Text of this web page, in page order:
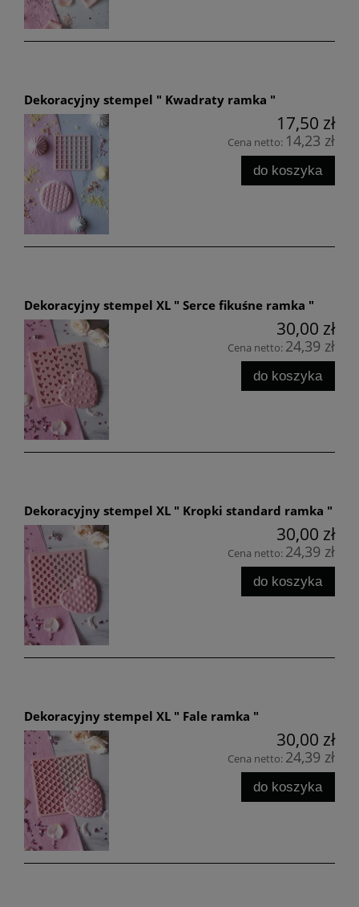
Dekoracyjny stempel " Kwadraty ramka "
17,50 zł
Cena netto: 14,23 zł
do koszyka
Dekoracyjny stempel XL " Serce fikuśne ramka "
30,00 zł
Cena netto: 24,39 zł
do koszyka
Dekoracyjny stempel XL " Kropki standard ramka "
30,00 zł
Cena netto: 24,39 zł
do koszyka
Dekoracyjny stempel XL " Fale ramka "
30,00 zł
Cena netto: 24,39 zł
do koszyka